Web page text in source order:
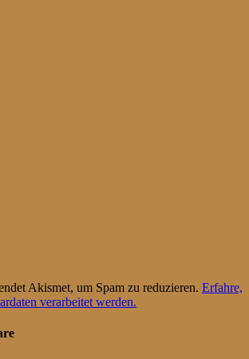
Akismet, um Spam zu reduzieren. Erfahre,
verarbeitet werden.